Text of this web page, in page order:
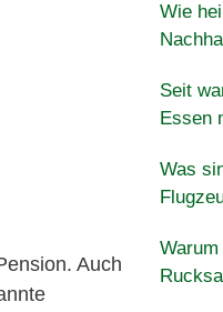
Auch
Wie
Seit
Essen
Was